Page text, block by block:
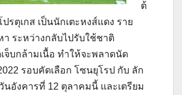
ต้
รตุเกส เป็นนักเตะหงส์แดง ราย
ระหว่างกลับไปรับใช้ชาติ
เจ็บกล้ามเนื้อ ทำให้จะพลาดนัด
รอบคัดเลือก โซนยุโรป กับ ลัก
นอังคารที่ 12 ตุลาคมนี้ และเตรียม